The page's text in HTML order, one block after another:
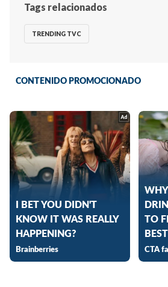
Tags relacionados
TRENDING TVC